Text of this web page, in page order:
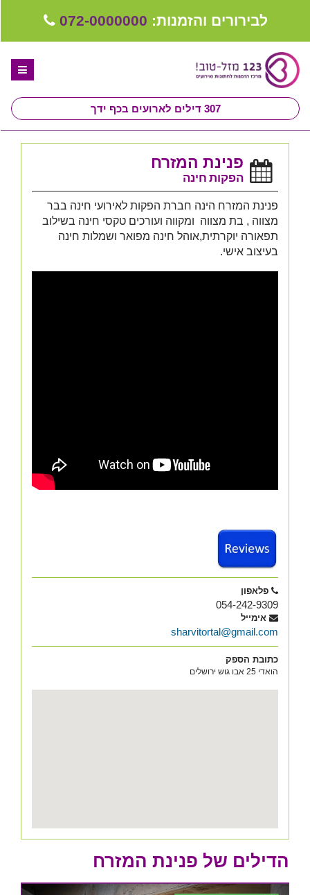
לבירורים והזמנות: 072-0000000
307 דילים לארועים בכף ידך
ספקים לחתונה מומלצים
קבלו ייעוץ בחינם
טיפים לארגון ותכנון חתונה
קבוצת וואטסאפ-ספקים עונים LIVE
פנינת המזרח
הפקות חינה
פנינת המזרח הינה חברת הפקות לאירועי חינה בבר
מצווה , בת מצווה ומקווה ועורכים טקסי חינה בשילוב
תפאורה יוקרתית,אוהל חינה מפואר ושמלות חינה
בעיצוב אישי.
פלאפון
054-242-9309
אימייל
sharvitortal@gmail.com
כתובת הספק
הואדי 25 אבו גוש ירושלים
הדילים של פנינת המזרח